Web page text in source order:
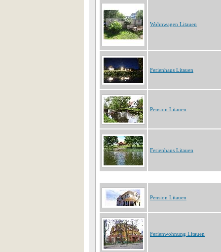
Wohnwagen Litauen
Ferienhaus Litauen
Pension Litauen
Ferienhaus Litauen
Pension Litauen
Ferienwohnung Litauen